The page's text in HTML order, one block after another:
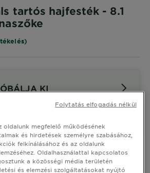
tartós hajfesték - 8.1
KI
tartós hajfesték -
platinaszőke
oldalunk megfelelő működésének
és hirdetések személyre szabásához,
felkínálásához és az oldalunk
Oldalhasználattal kapcsolatos
a közösségi média területén
és elemzési szolgáltatásokat nyújtó
Folytatás elfogadás nélkül